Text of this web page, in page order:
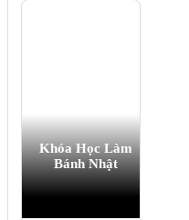
Khóa Học Làm
Bánh Nhật